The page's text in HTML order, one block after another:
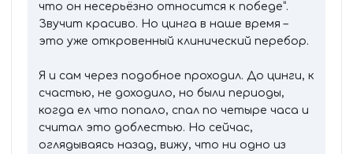
что он несерьёзно относится к победе”.
Звучит красиво. Но цинга в наше время –
это уже откровенный клинический перебор.
Я и сам через подобное проходил. До цинги, к
счастью, не доходило, но были периоды,
когда ел что попало, спал по четыре часа и
считал это доблестью. Но сейчас,
оглядываясь назад, вижу, что ни одно из